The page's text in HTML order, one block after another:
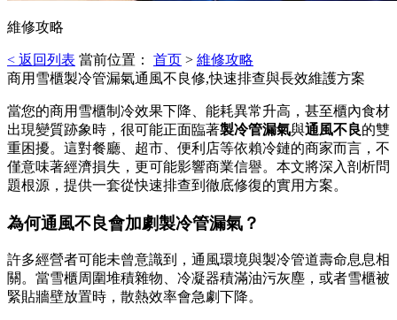
維修攻略
< 返回列表 當前位置： 首页 > 維修攻略
商用雪櫃製冷管漏氣通風不良修,快速排查與長效維護方案
當您的商用雪櫃制冷效果下降、能耗異常升高，甚至櫃內食材
出現變質跡象時，很可能正面臨著製冷管漏氣與通風不良的雙
重困擾。這對餐廳、超市、便利店等依賴冷鏈的商家而言，不
僅意味著經濟損失，更可能影響商業信譽。本文將深入剖析問
題根源，提供一套從快速排查到徹底修復的實用方案。
為何通風不良會加劇製冷管漏氣？
許多經營者可能未曾意識到，通風環境與製冷管道壽命息息相
關。當雪櫃周圍堆積雜物、冷凝器積滿油污灰塵，或者雪櫃被
緊貼牆壁放置時，散熱效率會急劇下降。